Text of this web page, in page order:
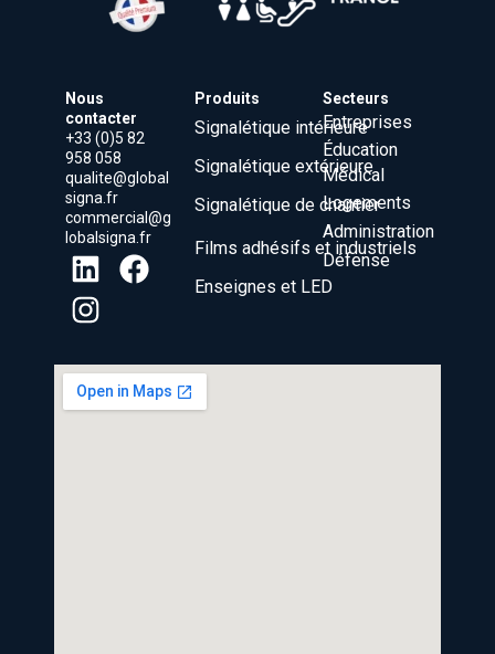
Nous
contacter
+33 (0)5 82
958 058
qualite@global
signa.fr
commercial@g
lobalsigna.fr
Produits
Signalétique intérieure
Signalétique extérieure
Signalétique de chantier
Films adhésifs et industriels
Enseignes et LED
Secteurs
Entreprises
Éducation
Médical
Logements
Administration
Défense